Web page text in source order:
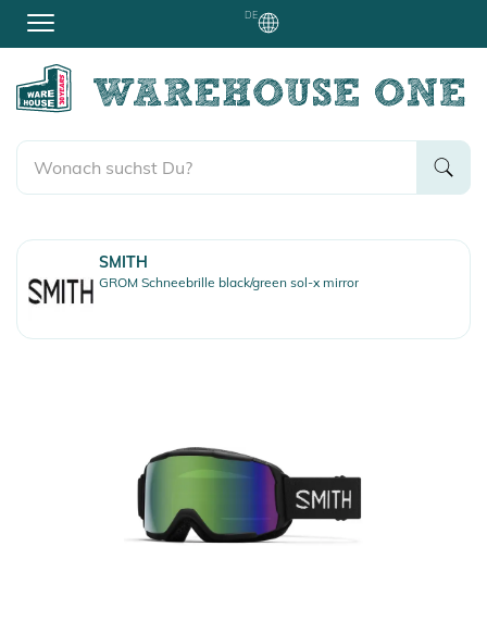
DE
SMITH
GROM Schneebrille black/green sol-x mirror